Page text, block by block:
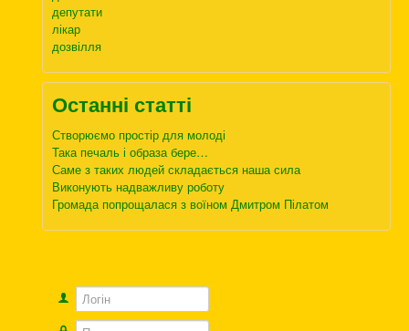
депутати
лікар
дозвілля
Останні статті
Створюємо простір для молоді
Така печаль і образа бере…
Саме з таких людей складається наша сила
Виконують надважливу роботу
Громада попрощалася з воїном Дмитром Пілатом
Логін